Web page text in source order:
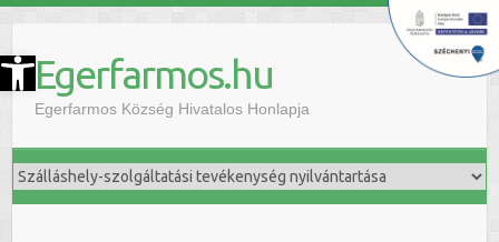
Eszköztár megnyitása Egerfarmos.hu
Egerfarmos Község Hivatalos Honlapja